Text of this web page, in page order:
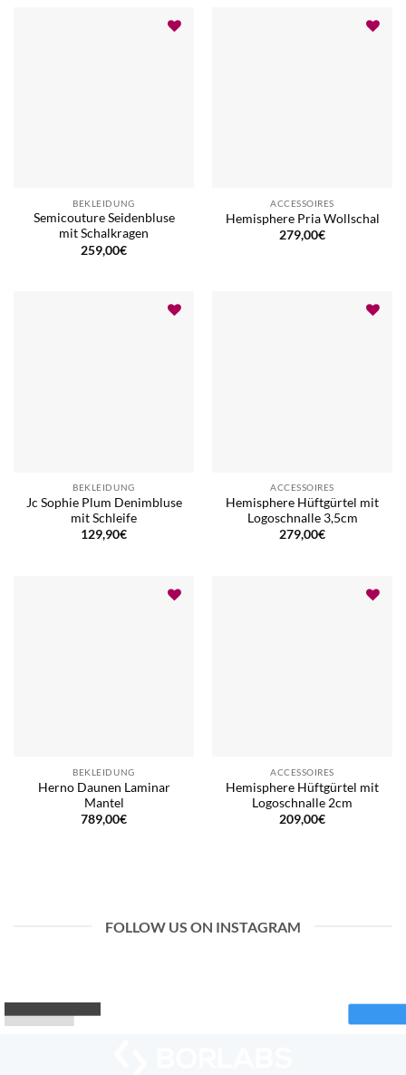
BEKLEIDUNG
Semicouture Seidenbluse
mit Schalkragen
259,00€
ACCESSOIRES
Hemisphere Pria Wollschal
279,00€
BEKLEIDUNG
Jc Sophie Plum Denimbluse
mit Schleife
129,90€
ACCESSOIRES
Hemisphere Hüftgürtel mit
Logoschnalle 3,5cm
279,00€
BEKLEIDUNG
Herno Daunen Laminar
Mantel
789,00€
ACCESSOIRES
Hemisphere Hüftgürtel mit
Logoschnalle 2cm
209,00€
FOLLOW US ON INSTAGRAM